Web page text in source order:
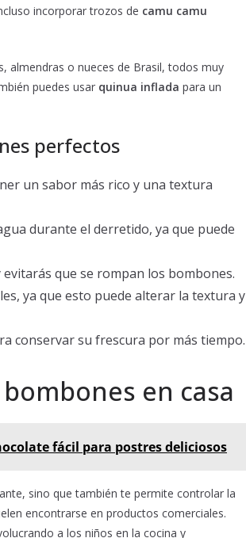
incorporar trozos de camu camu
almendras o nueces de Brasil, todos muy
puedes usar quinua inflada para un
perfectos
un sabor más rico y una textura
durante el derretido, ya que puede
que se rompan los bombones.
ya que esto puede alterar la textura y
conservar su frescura por más tiempo.
en casa
fácil para postres deliciosos
sino que también te permite controlar la
encontrarse en productos comerciales.
a los niños en la cocina y